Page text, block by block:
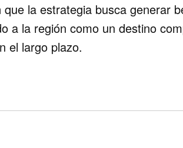
la estrategia busca generar
a la región como un destino
el largo plazo.